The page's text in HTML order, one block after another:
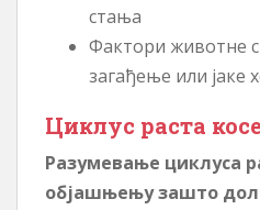
стања
Фактори животне
загађење или јаке
Циклус раста косе
Разумевање циклуса
објашњењу зашто